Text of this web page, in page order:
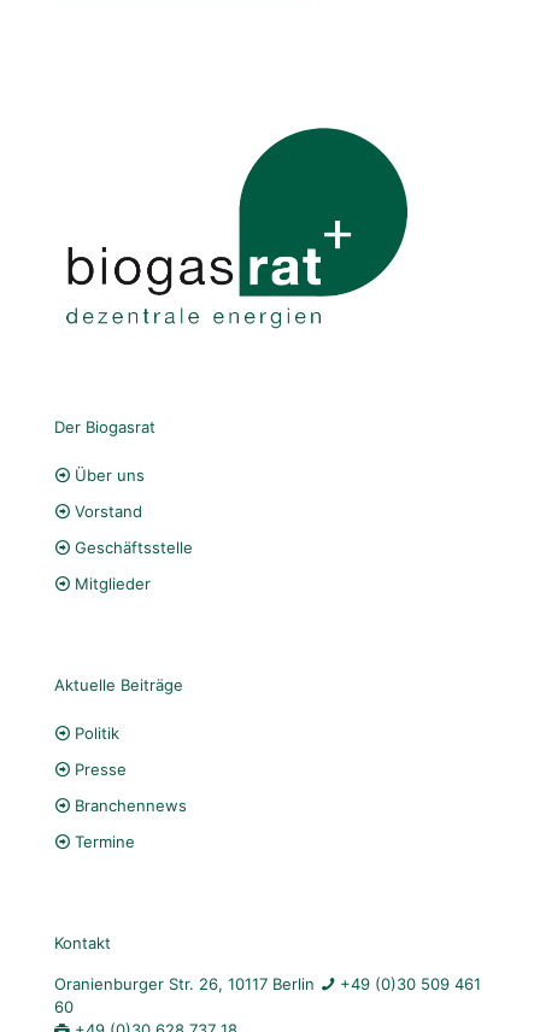
Der Biogasrat
Über uns
Vorstand
Geschäftsstelle
Mitglieder
Aktuelle Beiträge
Politik
Presse
Branchennews
Termine
Kontakt
Oranienburger Str. 26, 10117 Berlin
+49 (0)30 509 461
60